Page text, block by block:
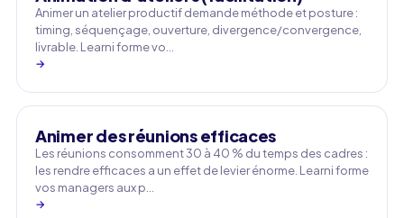
Animer un atelier productif demande méthode et posture :
timing, séquençage, ouverture, divergence/convergence,
livrable. Learni forme vo…
→
Animer des réunions efficaces
Les réunions consomment 30 à 40 % du temps des cadres :
les rendre efficaces a un effet de levier énorme. Learni forme
vos managers aux p…
→